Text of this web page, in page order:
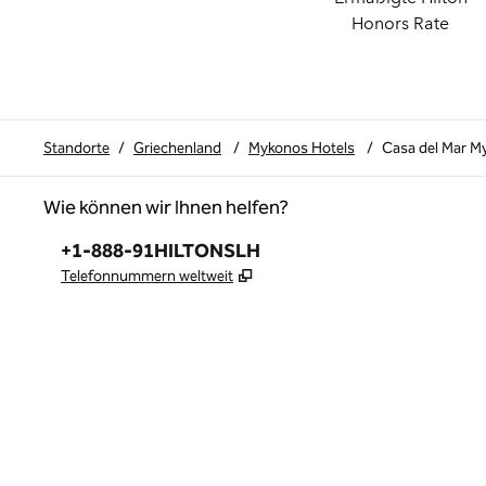
Honors Rate
Standorte / Griechenland / Mykonos Hotels / Casa del Mar
Wie können wir Ihnen helfen?
Telefon:
+1-888-91HILTONSLH
Telefonnummern weltweit ,